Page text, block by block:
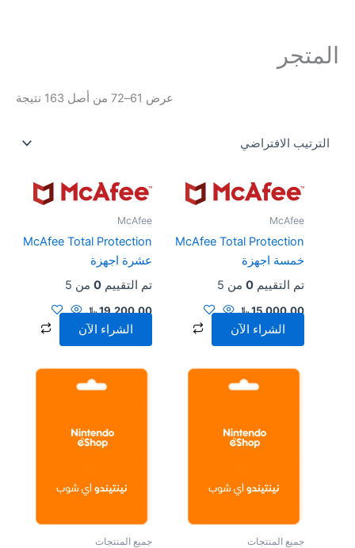
المحتوىالمتجر
عرض 61–72 من أصل 163 نتيجة
McAfee
McAfee Total Protection
خمسة اجهزة
تم التقييم 0من 5
15,000.00﷼
الشراء الآن
McAfee
McAfee Total Protection
عشرة اجهزة
تم التقييم 0من 5
19,200.00﷼
الشراء الآن
جميع المنتجات جميع المنتجات